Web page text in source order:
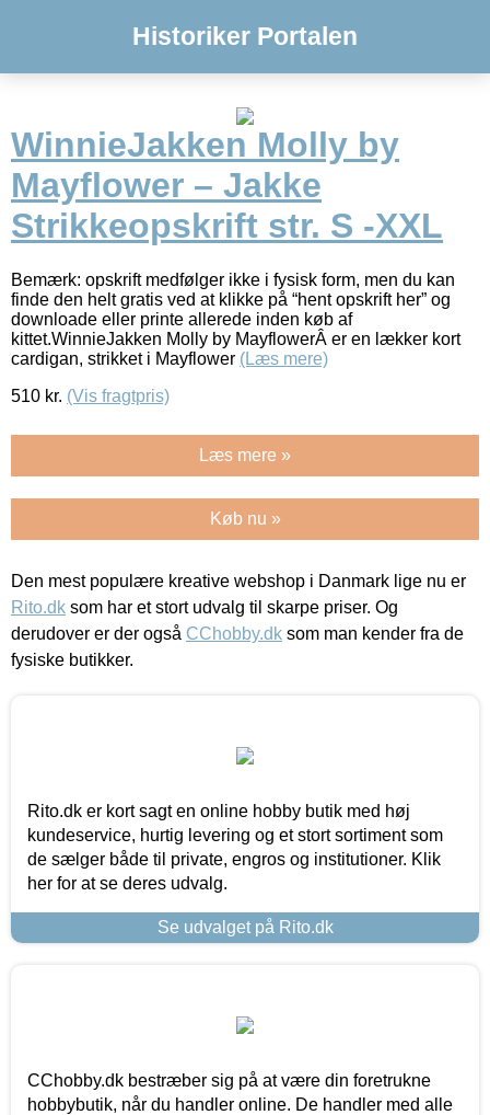
Historiker Portalen
WinnieJakken Molly by
Mayflower – Jakke
Strikkeopskrift str. S -XXL
Bemærk: opskrift medfølger ikke i fysisk form, men du kan
finde den helt gratis ved at klikke på “hent opskrift her” og
downloade eller printe allerede inden køb af
kittet.WinnieJakken Molly by MayflowerÂ er en lækker kort
cardigan, strikket i Mayflower (Læs mere)
510 kr. (Vis fragtpris)
Læs mere »
Køb nu »
Den mest populære kreative webshop i Danmark lige nu er
Rito.dk som har et stort udvalg til skarpe priser. Og
derudover er der også CChobby.dk som man kender fra de
fysiske butikker.
Rito.dk er kort sagt en online hobby butik med høj
kundeservice, hurtig levering og et stort sortiment som
de sælger både til private, engros og institutioner. Klik
her for at se deres udvalg.
Se udvalget på Rito.dk
CChobby.dk bestræber sig på at være din foretrukne
hobbybutik, når du handler online. De handler med alle